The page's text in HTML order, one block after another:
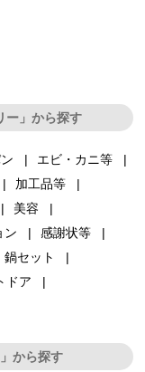
ー」から探す
エビ・カニ等
加工品等
美容
ン
感謝状等
鍋セット
ドア
から探す